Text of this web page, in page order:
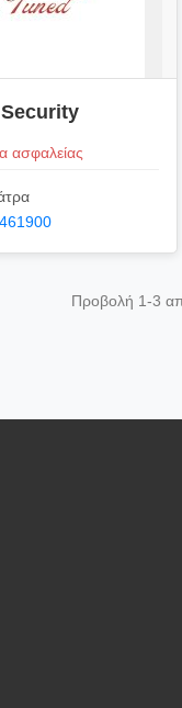
ασφαλείας
Προβολή 1-3